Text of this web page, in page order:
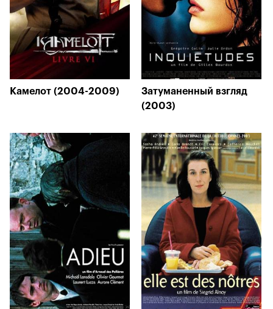
Камелот (2004-2009)
Затуманенный взгляд
(2003)